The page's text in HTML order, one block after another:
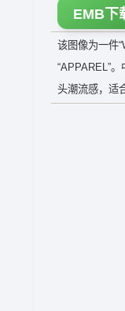
EMB下
该图像为一件
“APPAREL”
头潮流感，适